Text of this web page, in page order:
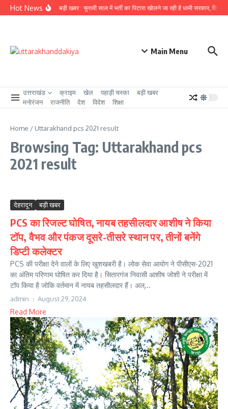
Skip to content
Hot Newsउत्तराखंड से बड़ी खबर : चुनावी साल में भर्ती का पिटारा खोलने जा रही है धामी सरकार,
Main Menu
उत्तराखंड क्राइम खेल पहाड़ी चस्का
बड़ी खबर
मनोरंजन
राजनीति देश विदेश शिक्षा
Home / Uttarakhand pcs 2021 result
Browsing Tag: Uttarakhand pcs
2021 result
देहरादून बड़ी खबर
PCS का रिजल्ट घोषित, नायब तहसीलदार आशीष ने किया
टॉप, वैभव और पंकज दूसरे-तीसरे स्थान पर, तीनों बनेंगे
डिप्टी कलेक्टर
PCS की परीक्षा देने वालों के लिए खुशखबरी है। लोक सेवा आयोग ने पीसीएस-2021
का अंतिम परिणाम घोषित कर दिया है। सितारगंज निवासी आशीष जोशी ने परीक्षा में
टॉप किया है जोकि वर्तमान में नायब तहसीलदार हैं। अल्...
admin August 29, 2024
Read More